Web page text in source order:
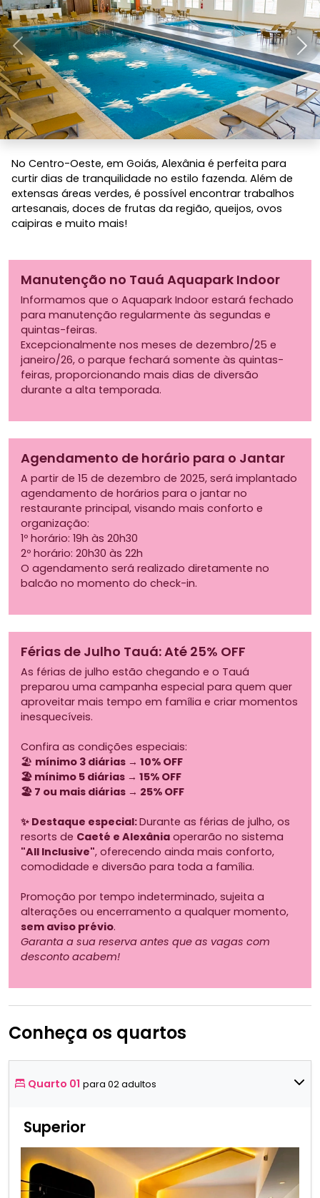
Anterior
No Centro-Oeste, em Goiás, Alexânia é perfeita para
curtir dias de tranquilidade no estilo fazenda. Além de
extensas áreas verdes, é possível encontrar trabalhos
artesanais, doces de frutas da região, queijos, ovos
caipiras e muito mais!
Manutenção no Tauá Aquapark Indoor
Informamos que o Aquapark Indoor estará fechado
para manutenção regularmente às segundas e
quintas-feiras.
Excepcionalmente nos meses de dezembro/25 e
janeiro/26, o parque fechará somente às quintas-
feiras, proporcionando mais dias de diversão
durante a alta temporada.
Agendamento de horário para o Jantar
A partir de 15 de dezembro de 2025, será implantado
agendamento de horários para o jantar no
restaurante principal, visando mais conforto e
organização:
1º horário: 19h às 20h30
2º horário: 20h30 às 22h
O agendamento será realizado diretamente no
balcão no momento do check-in.
Férias de Julho Tauá: Até 25% OFF
As férias de julho estão chegando e o Tauá
preparou uma campanha especial para quem quer
aproveitar mais tempo em família e criar momentos
inesquecíveis.
Confira as condições especiais:
🏖️ mínimo 3 diárias → 10% OFF
🏖️ mínimo 5 diárias → 15% OFF
🏖️ 7 ou mais diárias → 25% OFF
✨ Destaque especial:Durante as férias de julho, os
resorts de Caeté e Alexânia operarão no sistema
"All Inclusive", oferecendo ainda mais conforto,
comodidade e diversão para toda a família.
Promoção por tempo indeterminado, sujeita a
alterações ou encerramento a qualquer momento,
sem aviso prévio.
Garanta a sua reserva antes que as vagas com
desconto acabem!
Conheça os quartos
Quarto 01 para 02 adultos
Superior